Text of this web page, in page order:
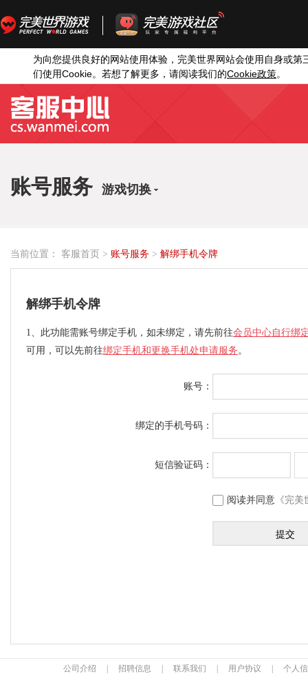
为向您提供良好的网站使用体验，完美世界网站会使用自身或第
们使用Cookie。若想了解更多，请阅读我们的Cookie政策。
账号服务 游戏切换
当前位置： 客服首页 > 账号服务 > 解绑手机令牌
解绑手机令牌
1、此功能需账号绑定手机，如未绑定，请先前往会员中心自行绑
可用，可以先前往绑定手机和更换手机处申请服务。
账号：
绑定的手机号码：
短信验证码：
阅读并同意《完美
公司介绍 招聘信息 联系我们 用户协议 个人